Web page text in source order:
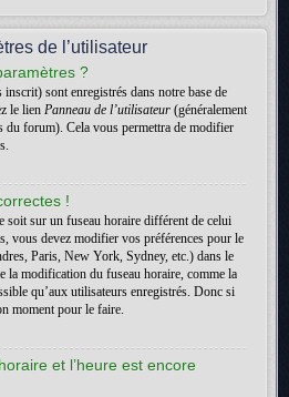
de l’utilisateur
?
sont enregistrés dans notre base de
le lien Panneau de l’utilisateur (généralement
du forum). Cela vous permettra de modifier
!
soit sur un fuseau horaire différent de celui
vous devez modifier vos préférences pour le
Paris, New York, Sydney, etc.) dans le
la modification du fuseau horaire, comme la
qu’aux utilisateurs enregistrés. Donc si
moment pour le faire.
et l’heure est encore